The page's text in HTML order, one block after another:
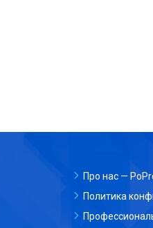
Про нас —
Политика